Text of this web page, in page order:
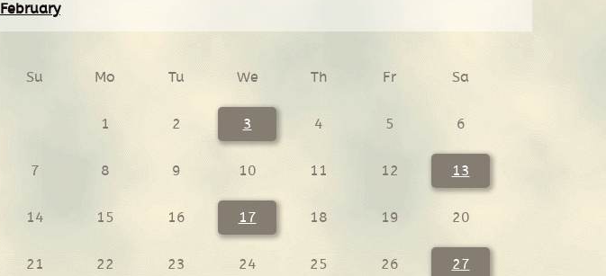
February
Su Mo Tu We Th Fr Sa
1 2 3 4 5 6
7 8 9 10 11 12 13
14 15 16 17 18 19 20
21 22 23 24 25 26 27